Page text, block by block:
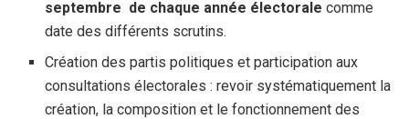
septembre de chaque année électorale comme
date des différents scrutins.
Création des partis politiques et participation aux
consultations électorales : revoir systématiquement la
création, la composition et le fonctionnement des